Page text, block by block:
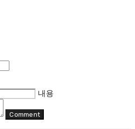
내용
Comment